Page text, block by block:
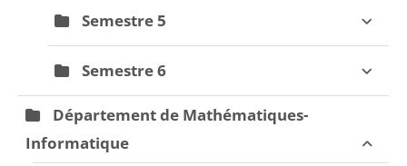
Semestre 5
Semestre 6
Département de Mathématiques-
Informatique